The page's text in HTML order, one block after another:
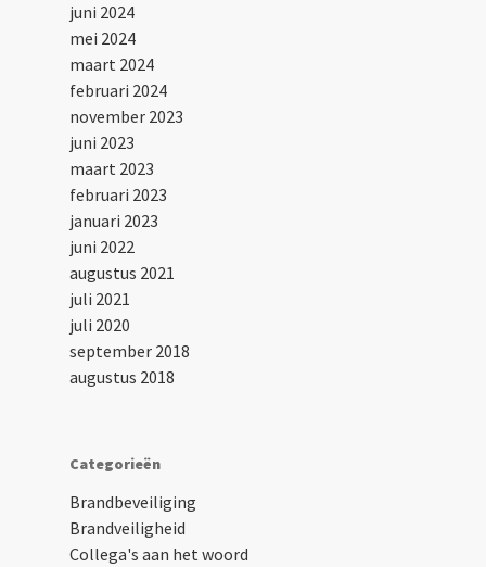
juni 2024
mei 2024
maart 2024
februari 2024
november 2023
juni 2023
maart 2023
februari 2023
januari 2023
juni 2022
augustus 2021
juli 2021
juli 2020
september 2018
augustus 2018
Categorieën
Brandbeveiliging
Brandveiligheid
Collega's aan het woord